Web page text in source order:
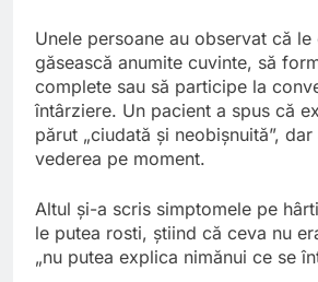
Unele persoane au observat că le
găsească anumite cuvinte, să
complete sau să participe la
întârziere. Un pacient a spus că
părut „ciudată și neobișnuită”,
vederea pe moment.
Altul și-a scris simptomele pe
le putea rosti, știind că ceva nu
„nu putea explica nimănui ce se